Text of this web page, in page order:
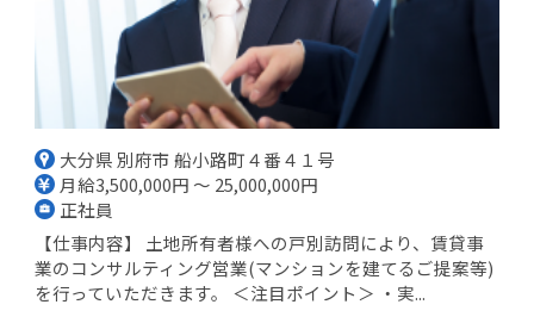
大分県 別府市 船小路町４番４１号
月給3,500,000円 ～ 25,000,000円
正社員
【仕事内容】 土地所有者様への戸別訪問により、賃貸事
業のコンサルティング営業(マンションを建てるご提案等)
を行っていただきます。 ＜注目ポイント＞ ・実...